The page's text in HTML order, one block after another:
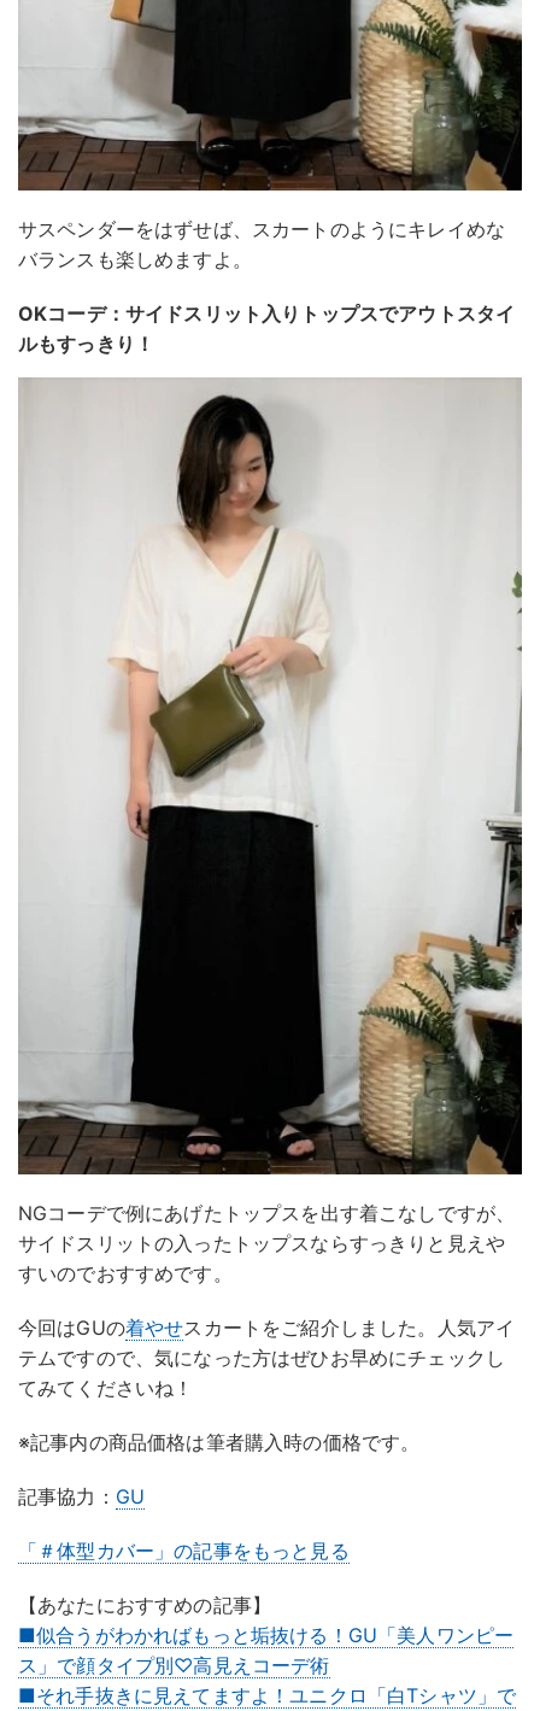
サスペンダーをはずせば、スカートのようにキレイめな
バランスも楽しめますよ。
OKコーデ：サイドスリット入りトップスでアウトスタイ
ルもすっきり！
NGコーデで例にあげたトップスを出す着こなしですが、
サイドスリットの入ったトップスならすっきりと見えや
すいのでおすすめです。
今回はGUの着やせスカートをご紹介しました。人気アイ
テムですので、気になった方はぜひお早めにチェックし
てみてくださいね！
※記事内の商品価格は筆者購入時の価格です。
記事協力： GU
「＃体型カバー」の記事をもっと見る
【あなたにおすすめの記事】
■似合うがわかればもっと垢抜ける！GU「美人ワンピー
ス」で顔タイプ別♡高見えコーデ術
■それ手抜きに見えてますよ！ユニクロ「白Tシャツ」で